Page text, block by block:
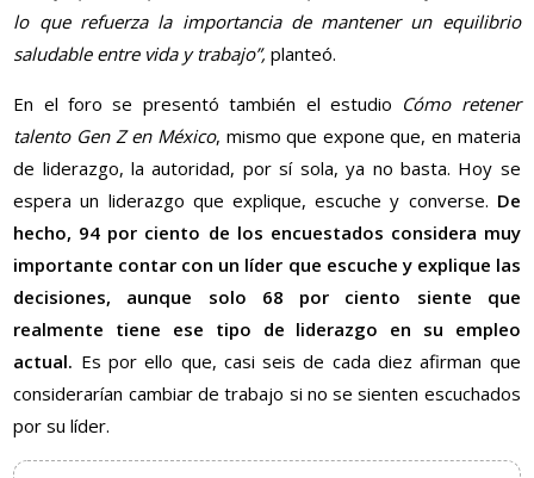
lo que refuerza la importancia de mantener un equilibrio
saludable entre vida y trabajo”, planteó.
En el foro se presentó también el estudio Cómo retener
talento Gen Z en México, mismo que expone que, en materia
de liderazgo, la autoridad, por sí sola, ya no basta. Hoy se
espera un liderazgo que explique, escuche y converse. De
hecho, 94 por ciento de los encuestados considera muy
importante contar con un líder que escuche y explique las
decisiones, aunque solo 68 por ciento siente que
realmente tiene ese tipo de liderazgo en su empleo
actual. Es por ello que, casi seis de cada diez afirman que
considerarían cambiar de trabajo si no se sienten escuchados
por su líder.